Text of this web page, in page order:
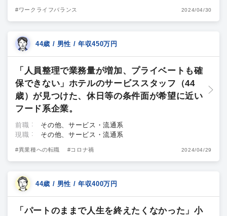
#ワークライフバランス 2024/04/30
44歳 / 男性 / 年収450万円
「人員整理で業務量が増加、プライベートも確
保できない」ホテルのサービススタッフ（44
歳）が見つけた、休日等の条件面が希望に近い
フード系企業。
前職
その他、サービス・流通系
現職
その他、サービス・流通系
#異業種への転職 #コロナ禍 2024/04/29
44歳 / 男性 / 年収400万円
「パートのままで人生を終えたくなかった」小